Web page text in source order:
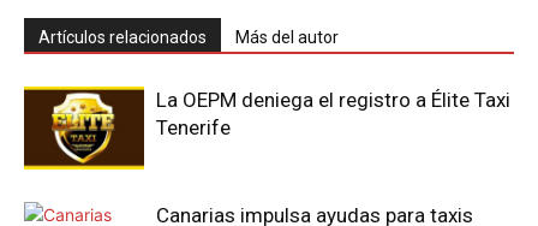
Artículos relacionados Más del autor
La OEPM deniega el registro a Élite Taxi
Tenerife
Canarias impulsa ayudas para taxis